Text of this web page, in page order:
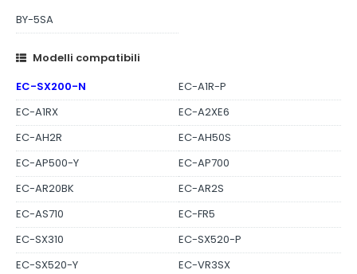
BY-5SA
Modelli compatibili
EC-SX200-N
EC-A1R-P
EC-A1RX
EC-A2XE6
EC-AH2R
EC-AH50S
EC-AP500-Y
EC-AP700
EC-AR20BK
EC-AR2S
EC-AS710
EC-FR5
EC-SX310
EC-SX520-P
EC-SX520-Y
EC-VR3SX